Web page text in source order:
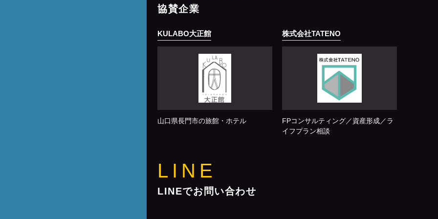
協賛企業
KULABO大正館
山口県長門市の旅館・ホテル
株式会社TATENO
FPコンサルティング／資産形成／ラ
イフプラン相談
LINE
LINEでお問い合わせ